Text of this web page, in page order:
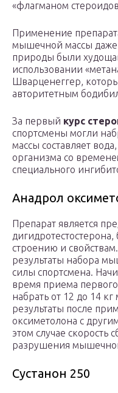
«флагманом
Применение
мышечной массы
природы были
использовании
Шварценеггер,
авторитетным
За первый курс
спортсмены могли
массы составляет
организма со
специального
Анадрол
Препарат является
строению и
результаты набора
силы спортсмена.
время приема первого
набрать от 12 до 14
результаты после
оксиметолона с
этом случае скорость
разрушения
Сустанон 250